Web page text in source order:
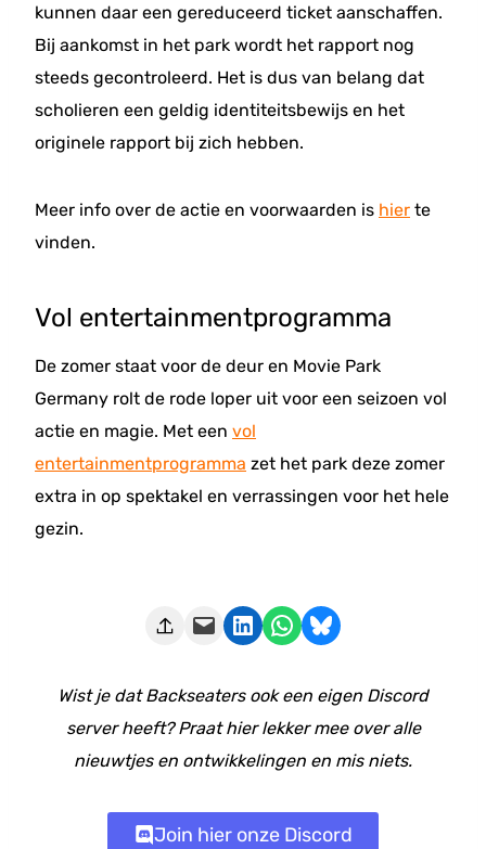
kunnen daar een gereduceerd ticket aanschaffen.
Bij aankomst in het park wordt het rapport nog
steeds gecontroleerd. Het is dus van belang dat
scholieren een geldig identiteitsbewijs en het
originele rapport bij zich hebben.
Meer info over de actie en voorwaarden is hier te
vinden.
Vol entertainmentprogramma
De zomer staat voor de deur en Movie Park
Germany rolt de rode loper uit voor een seizoen vol
actie en magie. Met een vol
entertainmentprogramma zet het park deze zomer
extra in op spektakel en verrassingen voor het hele
gezin.
Deze pagina e-mailen Delen op LinkedIn Delen via WhatsApp Share on Bluesky
Wist je dat Backseaters ook een eigen Discord
server heeft? Praat hier lekker mee over alle
nieuwtjes en ontwikkelingen en mis niets.
Join hier onze Discord